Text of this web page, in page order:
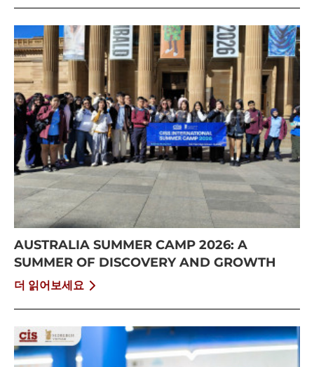
AUSTRALIA SUMMER CAMP 2026: A
SUMMER OF DISCOVERY AND GROWTH
더 읽어보세요